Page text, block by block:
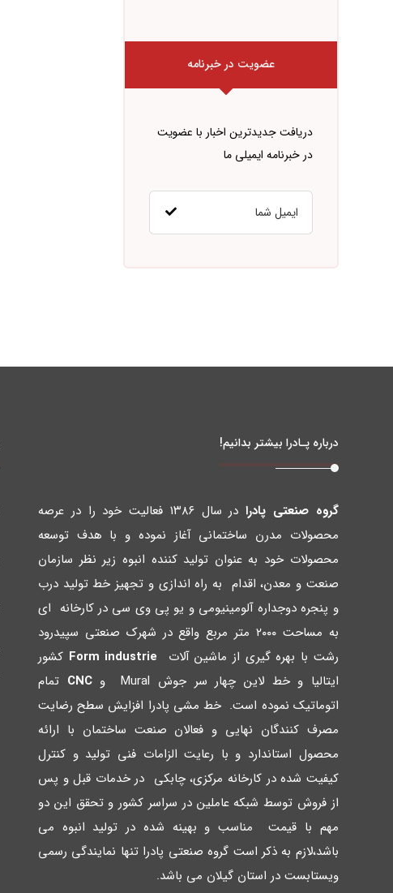
عضویت در خبرنامه
دریافت جدیدترین اخبار با عضویت
در خبرنامه ایمیلی ما
درباره پـادرا بیشتر بدانیم!
گروه صنعتی پادرا
در سال ۱۳۸۶ فعالیت خود را در عرصه
محصولات مدرن ساختمانی آغاز نموده و با هدف توسعه
محصولات خود به عنوان تولید کننده انبوه زیر نظر سازمان
صنعت و معدن، اقدام به راه اندازي و تجهیز خط تولید درب
و پنجره دوجداره آلومینیومی و یو پی وي سی در کارخانه اي
به مساحت ۲۰۰۰ متر مربع واقع در شهرك صنعتی سپیدرود
رشت با بهره گیري از ماشین آلات Form industrie کشور
ایتالیا و خط لاین چهار سر جوش Mural و
CNC تمام
اتوماتیک نموده است. خط مشی پادرا افزایش سطح رضایت
مصرف کنندگان نهایی و فعالان صنعت ساختمان با ارائه
محصول استاندارد و با رعایت الزامات فنی تولید و کنترل
کیفیت شده در کارخانه مرکزي، چابکی در خدمات قبل و پس
از فروش توسط شبکه عاملین در سراسر کشور و تحقق این دو
مهم با قیمت مناسب و بهینه شده در تولید انبوه می
باشد،لازم به ذکر است گروه صنعتی پادرا تنها نمایندگی رسمی
ویستابست در استان گیلان می باشد.